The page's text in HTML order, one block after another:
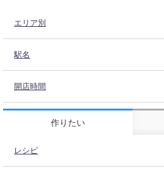
エリア別
駅名
開店時間
作りたい
レシピ